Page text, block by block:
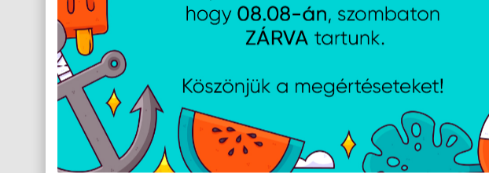
Beépített hangszóró(k)
HDMI portok mennyisége
DisplayPort száma